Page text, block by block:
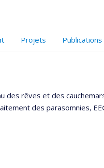
Projets
des rêves et des
des parasomnies,